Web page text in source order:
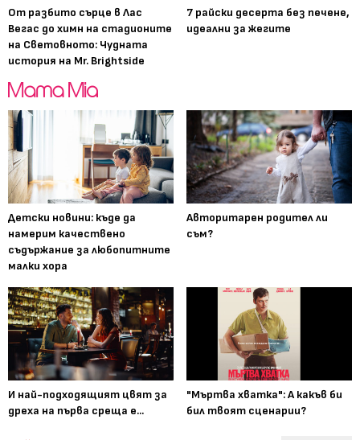
От разбито сърце в Лас
Вегас до химн на стадионите
на Световното: Чудната
история на Mr. Brightside
7 райски десерта без печене,
идеални за жегите
Детски новини: къде да
намерим качествено
съдържание за любопитните
малки хора
Авторитарен родител ли
съм?
И най-подходящият цвят за
дреха на първа среща е...
"Мъртва хватка": А какъв би
бил твоят сценарии?